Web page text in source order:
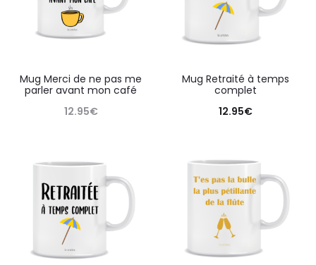
Mug Merci de ne pas me
parler avant mon café
12.95€
Mug Retraité à temps
complet
12.95€